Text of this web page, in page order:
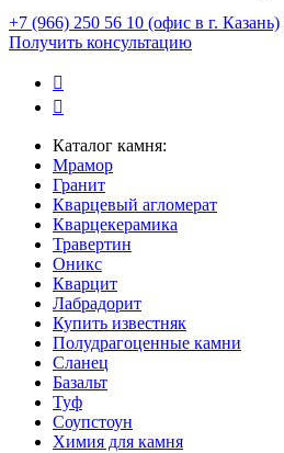
+7 (966) 250 56 10 (офис в г. Казань)
Получить консультацию
Каталог камня:
Мрамор
Гранит
Кварцевый агломерат
Кварцекерамика
Травертин
Оникс
Кварцит
Лабрадорит
Купить известняк
Полудрагоценные камни
Сланец
Базальт
Туф
Соупстоун
Химия для камня